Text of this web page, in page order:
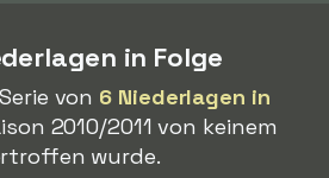
in Folge
von 6 Niederlagen in
2010/2011 von keinem
wurde.